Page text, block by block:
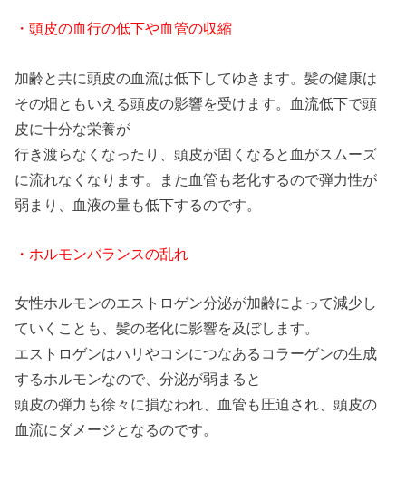
・頭皮の血行の低下や血管の収縮
加齢と共に頭皮の血流は低下してゆきます。髪の健康は
その畑ともいえる頭皮の影響を受けます。血流低下で頭
皮に十分な栄養が
行き渡らなくなったり、頭皮が固くなると血がスムーズ
に流れなくなります。また血管も老化するので弾力性が
弱まり、血液の量も低下するのです。
・ホルモンバランスの乱れ
女性ホルモンのエストロゲン分泌が加齢によって減少し
ていくことも、髪の老化に影響を及ぼします。
エストロゲンはハリやコシにつなあるコラーゲンの生成
するホルモンなので、分泌が弱まると
頭皮の弾力も徐々に損なわれ、血管も圧迫され、頭皮の
血流にダメージとなるのです。